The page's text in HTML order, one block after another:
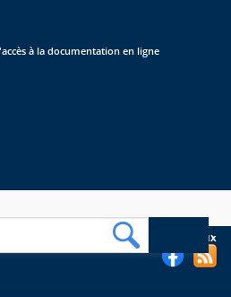
à la documentation en ligne
de l'EHESP sur les réseaux sociaux